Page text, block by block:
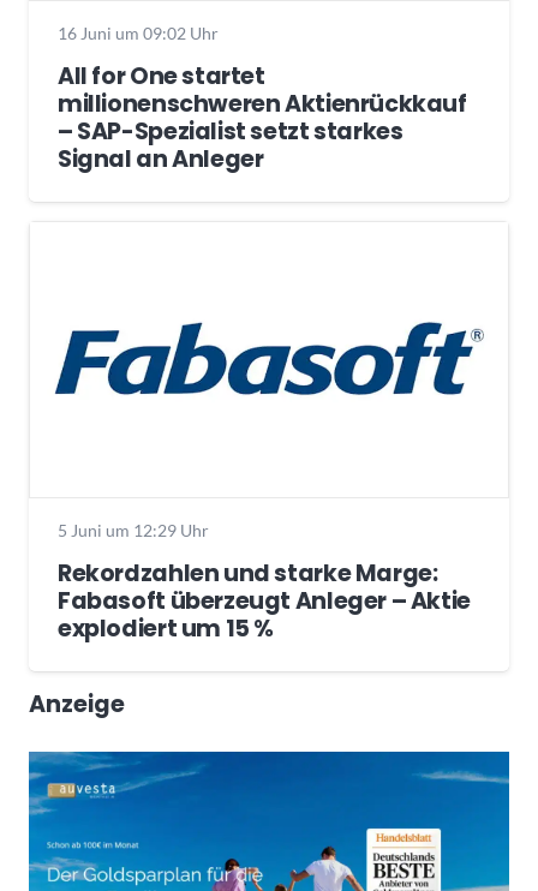
16 Juni um 09:02 Uhr
All for One startet
millionenschweren Aktienrückkauf
– SAP-Spezialist setzt starkes
Signal an Anleger
5 Juni um 12:29 Uhr
Rekordzahlen und starke Marge:
Fabasoft überzeugt Anleger – Aktie
explodiert um 15 %
Anzeige